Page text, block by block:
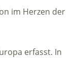
im Herzen der
erfasst. In